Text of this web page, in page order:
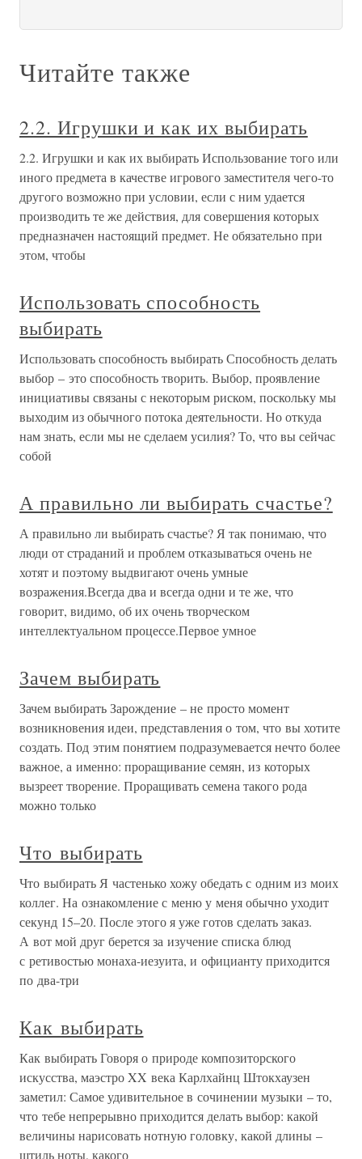
Читайте также
2.2. Игрушки и как их выбирать
2.2. Игрушки и как их выбирать Использование того или
иного предмета в качестве игрового заместителя чего-то
другого возможно при условии, если с ним удается
производить те же действия, для совершения которых
предназначен настоящий предмет. Не обязательно при
этом, чтобы
Использовать способность
выбирать
Использовать способность выбирать Способность делать
выбор – это способность творить. Выбор, проявление
инициативы связаны с некоторым риском, поскольку мы
выходим из обычного потока деятельности. Но откуда
нам знать, если мы не сделаем усилия? То, что вы сейчас
собой
А правильно ли выбирать счастье?
А правильно ли выбирать счастье? Я так понимаю, что
люди от страданий и проблем отказываться очень не
хотят и поэтому выдвигают очень умные
возражения.Всегда два и всегда одни и те же, что
говорит, видимо, об их очень творческом
интеллектуальном процессе.Первое умное
Зачем выбирать
Зачем выбирать Зарождение – не просто момент
возникновения идеи, представления о том, что вы хотите
создать. Под этим понятием подразумевается нечто более
важное, а именно: проращивание семян, из которых
вызреет творение. Проращивать семена такого рода
можно только
Что выбирать
Что выбирать Я частенько хожу обедать с одним из моих
коллег. На ознакомление с меню у меня обычно уходит
секунд 15–20. После этого я уже готов сделать заказ.
А вот мой друг берется за изучение списка блюд
с ретивостью монаха-иезуита, и официанту приходится
по два-три
Как выбирать
Как выбирать Говоря о природе композиторского
искусства, маэстро XX века Карлхайнц Штокхаузен
заметил: Самое удивительное в сочинении музыки – то,
что тебе непрерывно приходится делать выбор: какой
величины нарисовать нотную головку, какой длины –
штиль ноты, какого